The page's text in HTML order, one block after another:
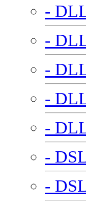
-
-
-
-
-
-
-